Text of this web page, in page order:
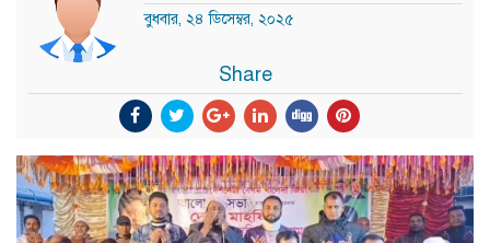
বুধবার, ২৪ ডিসেম্বর, ২০২৫
Share